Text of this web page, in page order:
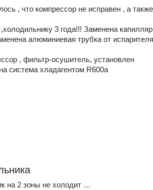
, что компрессор не исправен , а
3 года!!! Заменена
алюминиевая трубка от
, фильтр-осушитель, установлен
система хладагентом R600a
на 2 зоны не холодит …